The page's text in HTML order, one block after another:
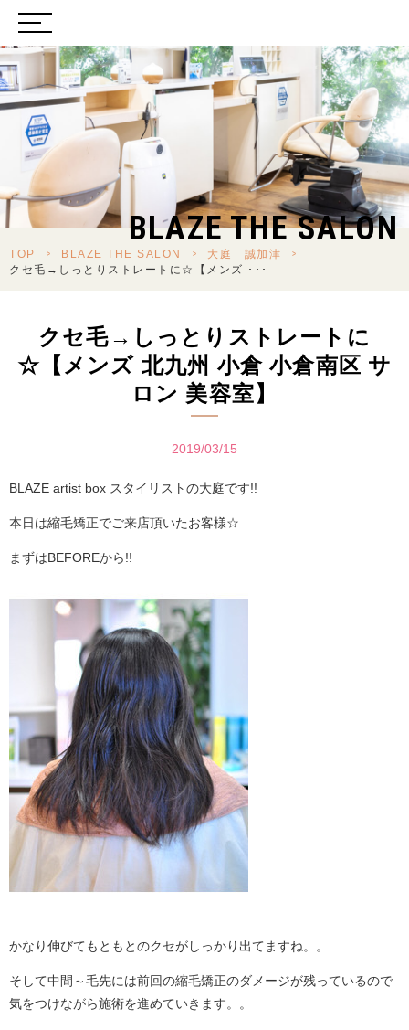
BLAZE THE SALON
TOP > BLAZE THE SALON > 大庭 誠加津
>
クセ毛→しっとりストレートに☆【メンズ ･･･
クセ毛→しっとりストレートに
☆【メンズ 北九州 小倉 小倉南区 サ
ロン 美容室】
2019/03/15
BLAZE artist box スタイリストの大庭です!!
本日は縮毛矯正でご来店頂いたお客様☆
まずはBEFOREから!!
かなり伸びてもともとのクセがしっかり出てますね。。
そして中間～毛先には前回の縮毛矯正のダメージが残っているので
気をつけながら施術を進めていきます。。